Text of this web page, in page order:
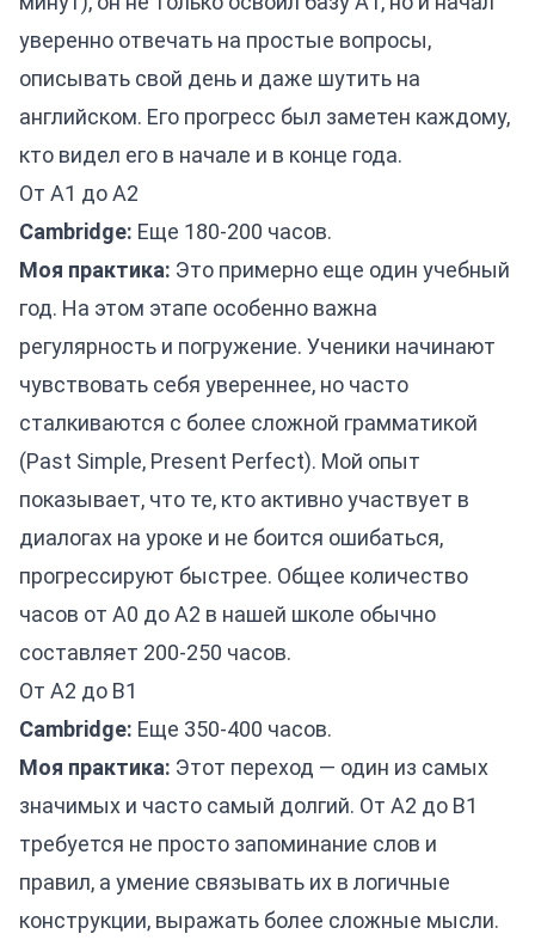
уверенно отвечать на простые вопросы,
описывать свой день и даже шутить на
английском. Его прогресс был заметен каждому,
кто видел его в начале и в конце года.
От A1 до A2
Cambridge: Еще 180-200 часов.
Моя практика: Это примерно еще один учебный
год. На этом этапе особенно важна
регулярность и погружение. Ученики начинают
чувствовать себя увереннее, но часто
сталкиваются с более сложной грамматикой
(Past Simple, Present Perfect). Мой опыт
показывает, что те, кто активно участвует в
диалогах на уроке и не боится ошибаться,
прогрессируют быстрее. Общее количество
часов от A0 до A2 в нашей школе обычно
составляет 200-250 часов.
От A2 до B1
Cambridge: Еще 350-400 часов.
Моя практика: Этот переход — один из самых
значимых и часто самый долгий. От A2 до B1
требуется не просто запоминание слов и
правил, а умение связывать их в логичные
конструкции, выражать более сложные мысли.